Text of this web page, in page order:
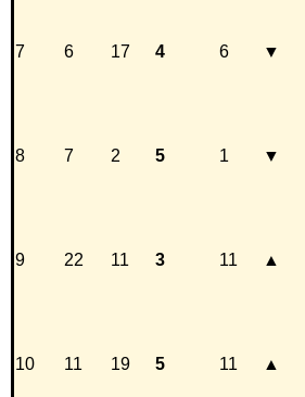
7 6 17 4 6 ▼
8 7 2 5 1 ▼
9 22 11 3 11 ▲
10 11 19 5 11 ▲